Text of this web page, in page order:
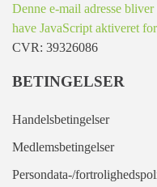
Denne e-mail adresse
have JavaScript aktiveret
CVR: 39326086
BETINGELSER
Handelsbetingelser
Medlemsbetingelser
Persondata-/